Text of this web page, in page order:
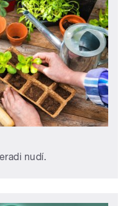
nudí.